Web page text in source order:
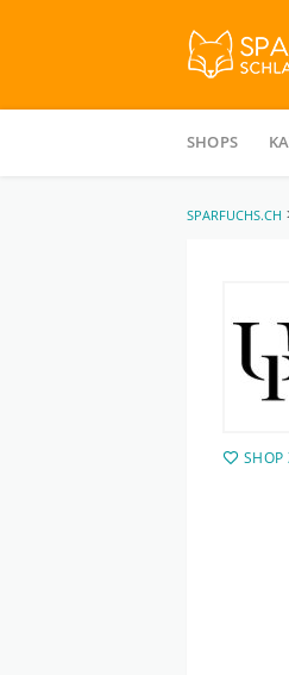
to
SHOPS
SPARFUCHS.CH
SHOP